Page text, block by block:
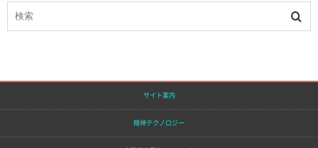
サイト案内
精神テクノロジー